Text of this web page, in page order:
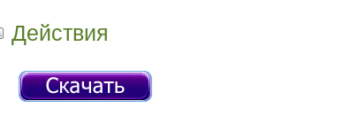
Действия